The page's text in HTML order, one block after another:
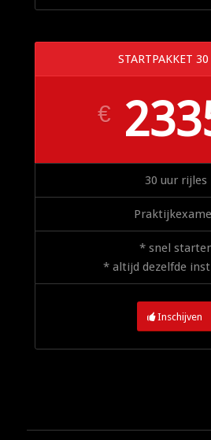
STARTPAKKET
€
30 uur rijles
* snel
* altijd dezelfde
Inschijven